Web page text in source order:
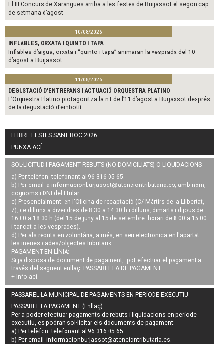
El III Concurs de Xarangues arriba a les festes de Burjassot el segon cap
de setmana d’agost
10/08/2026
INFLABLES, ORXATA I QUINTO I TAPA
Inflables d’aigua, orxata i “quinto i tapa” animaran la vesprada del 10
d’agost a Burjassot
11/08/2026
DEGUSTACIÓ D'ENTREPANS I ACTUACIÓ ORQUESTRA PLATINO
L’Orquestra Platino protagonitza la nit de l’11 d’agost a Burjassot després
de la degustació d’embotit
LLIBRE FESTES SANT ROC 2026
PUNXA ACÍ
SOL·LICITUD I PAGAMENT REBUTS (NO DOMICILIATS) O LIQUIDACIONS
a) Per telèfon: telefonant al 96 316 05 65.
b) Per email: a informacionburjassot@atenciontributaria.es, amb nom,
cognoms i DNI del titular.
c) Presencialment: en l'Oficina de recaptació (C/ Màrtirs de la Llibertat,
7), de dilluns a divendres de 8.30 a 14.30 h i dilluns, dimarts i dijous de
16.00 a 18.30 h (del 15 de juny al 15 de setembre: horari de 8.00 a 15.00
i tancat a les vesprades).
d) Per als rebuts en voluntària, a més, en seu electrònica en l'apartat
les meues dades/objectes tributaris.
PAGAMENT EN LÍNIA:
Si ja disposa de document de pagament, pot efectuar el pagament a
través del següent enllaç: PASSAREL·LA DE PAGAMENT
+ Info ací.
PASSAREL·LA MUNICIPAL DE PAGAMENTS EN PERÍODE EXECUTIU
PASSAREL·LA PAGAMENT (Enllaç)
Per a poder efectuar pagaments derebuts i liquidacions en període
executiu, es podran sol·licitar els documents de pagament:
a) Per telèfon: telefonant al 96 316 05 65.
b) Per email:informacionburjassot@atenciontributaria.es.